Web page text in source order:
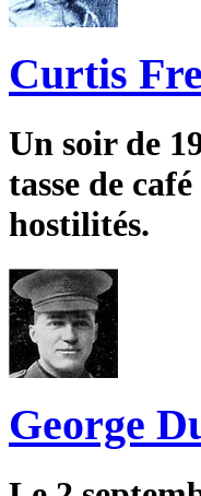
Curtis
Un soir de
tasse de
hostilités.
George